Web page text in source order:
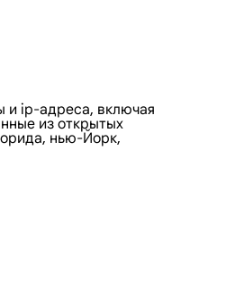
и ip-адреса, включая
из открытых
нью-Йорк,